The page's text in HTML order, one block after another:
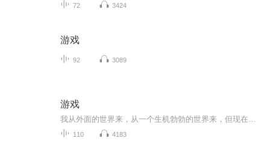
72 3424
游戏
92 3089
游戏
110 4183